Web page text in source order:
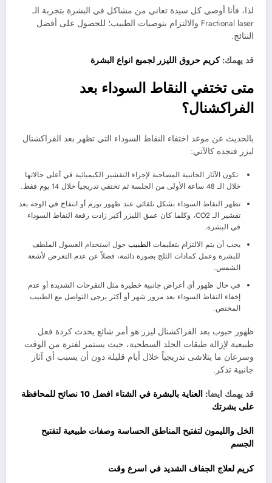
لذا، فأنا أوصي كل سيدة تعاني من مشاكل في البشرة بتجربة الـ
Fractional laser والالتزام بتوصيات الطبيب؛ للحصول على أفضل
النتائج.
قد يهمك:كريم حروق الليزر لجميع انواع البشرة
متى تختفي النقاط السوداء بعد
الفراكشنال؟
بالحديث عن موعد اختفاء النقاط السوداء التي تظهر بعد الفراكشنال
ليزر فنجده كالآتي:
تكون الآثار الجانبية المصاحبة لإجراء التقشير الكيميائية في أعلى حالاتها
خلال الـ 48 ساعة الأولى من الجلسة ثم تختفي تدريجياً خلال 14 يوم فقط.
تظهر النقاط السوداء بشكل تلقائي عند ظهور تورم أو انتفاخ في الوجه بعد
تقشير الـ CO2، وكلما كان عمق الليزر أكبر زادت رقعة النقاط السوداء
في البشرة.
يجب أن يتم الالتزام بتعليمات الطبيب حول استخدام الغسول الملطف
للبشرة وعمل كمادات الثلج بصورة دائمة، فضلاً عن عدم التعرض لأشعة
الشمس.
في حال ظهور أي أعراض جانبية خطيرة مثل التقرحات الشديدة أو عدم
إخفاء النقاط السوداء بعد مرور شهر أو أكثر يرجى التواصل مع الطبيب
المختص.
ظهور حبوب بعد الفراكشنال ليزر هو أمر شائع يحدث كردة فعل
طبيعية لإزالة طبقات الجلد السطحية، حيث يستمر لفترة من الوقت
وسرعان ما يتلاشى تدريجياً خلال أيام قليلة دون أن يسبب أي آثار
جانبية تذكر.
قد يهمك ايضا:
العناية بالبشرة في الشتاء افضل 10 نصائح للمحافظة
على بشرتك
الخل والليمون لتفتيح المناطق الحساسة وصفات طبيعية لتفتيح
الجسم
كريم لعلاج الجفاف الشديد في اسرع وقت